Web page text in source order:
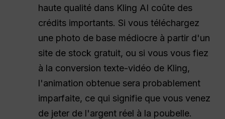
haute qualité dans Kling AI coûte des
crédits importants. Si vous téléchargez
une photo de base médiocre à partir d'un
site de stock gratuit, ou si vous vous fiez
à la conversion texte-vidéo de Kling,
l'animation obtenue sera probablement
imparfaite, ce qui signifie que vous venez
de jeter de l'argent réel à la poubelle.